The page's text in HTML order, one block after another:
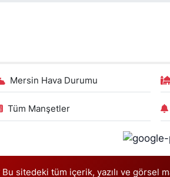
Mersin Hava Durumu
Tüm Manşetler
sitedeki tüm içerik, yazılı ve görsel